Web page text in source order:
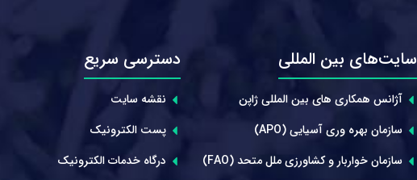
سایت‌های بین المللی
آژانس همکاری های بین المللی ژاپن
سازمان بهره وری آسیایی (APO)
سازمان خواربار و کشاورزی ملل متحد (FAO)
دسترسی سریع
نقشه سایت
پست الکترونیک
درگاه خدمات الکترونیک